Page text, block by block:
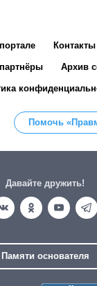
Контакты
Архив
Помочь
Давайте дружить!
Памяти основателя